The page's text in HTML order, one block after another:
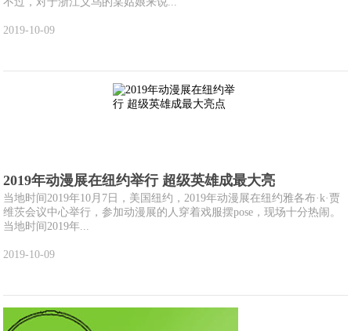
2019-10-09
2019年动漫展在纽约举行 超级英雄成最大亮
当地时间2019年10月7日，美国纽约，2019年动漫展在纽约雅各布·k·贾
维茨会议中心举行，参加动漫展的人穿着戏服摆pose，现场十分热闹。
当地时间2019年...
2019-10-09